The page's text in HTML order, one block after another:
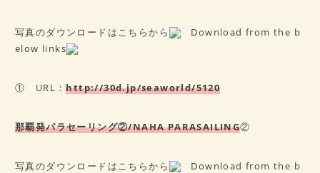
写真のダウンロードはこちらから
Download from the b
elow links
① URL：http://30d.jp/seaworld/5120
那覇発パラセーリング②/NAHA PARASAILING②
写真のダウンロードはこちらから
Download from the b